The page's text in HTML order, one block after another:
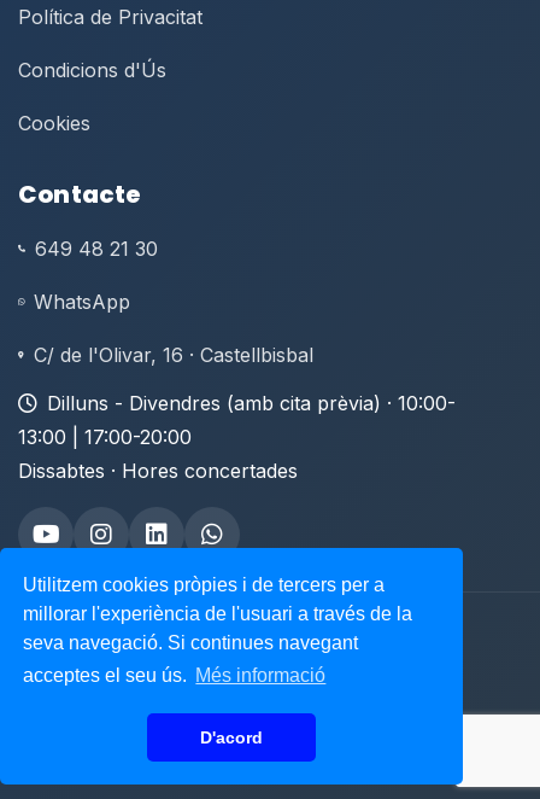
Utilitzem cookies pròpies i de tercers per a
millorar l'experiència de l'usuari a través de la
seva navegació. Si continues navegant
acceptes el seu ús. Més informació
D'acord
Política de Privacitat
Condicions d'Ús
Cookies
Contacte
649 48 21 30
WhatsApp
C/ de l'Olivar, 16 · Castellbisbal
Dilluns - Divendres (amb cita prèvia) · 10:00-
13:00 | 17:00-20:00
Dissabtes · Hores concertades
© Centre Veterinari Castellbisbal. Tots els drets
reservats
Amb amor pels animals · Castellbisbal